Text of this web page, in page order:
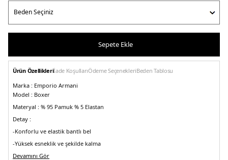
Sepete Ekle
Ürün Özellikleriİade KoşullarıÖdeme SeçenekleriBeden Tablosu
Marka : Emporio Armani
Model : Boxer
Materyal : % 95 Pamuk % 5 Elastan
Detay :
-Konforlu ve elastik bantlı bel
-Yüksek esneklik ve şekilde kalma
Üretim Yeri :Burma
Devamını Gör